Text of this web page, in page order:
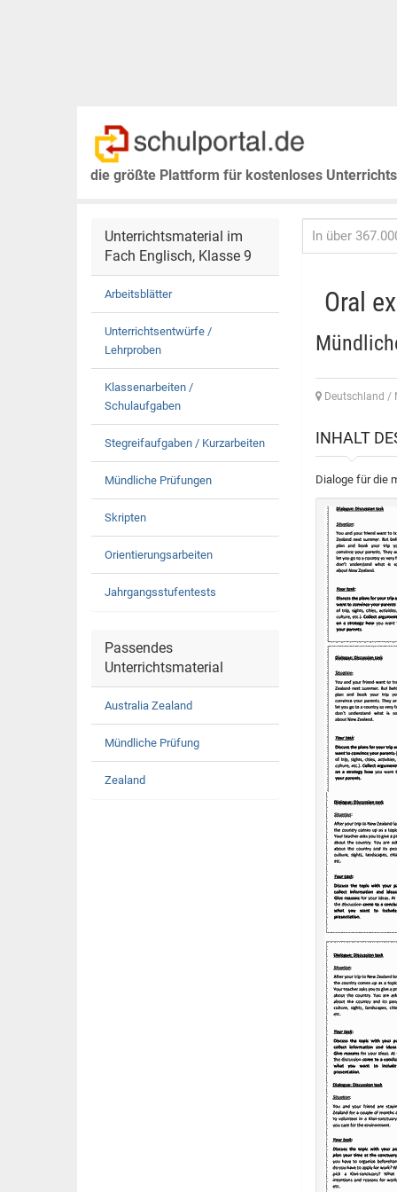
die größte Plattform für kostenloses
Unterrichtsmaterial im
Fach Englisch, Klasse 9
Arbeitsblätter
Unterrichtsentwürfe /
Lehrproben
Klassenarbeiten /
Schulaufgaben
Stegreifaufgaben / Kurzarbeiten
Mündliche Prüfungen
Skripten
Orientierungsarbeiten
Jahrgangsstufentests
Passendes
Unterrichtsmaterial
Australia Zealand
Mündliche Prüfung
Zealand
Oral
Deutschland /
INHALT
Dialoge für die